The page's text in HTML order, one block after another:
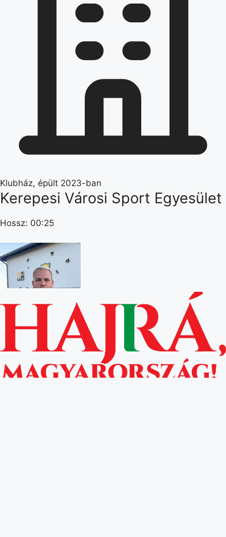
Klubház, épült 2023-ban
Kerepesi Városi Sport Egyesület
Hossz: 00:25